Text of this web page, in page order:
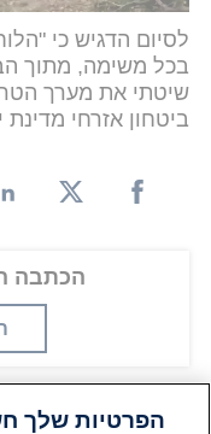
לסיום הדגיש כי
בכל משימה, מתוך
שיטתי את מערך
ביטחון אזרחי
הכתבה הזו
הפרטיות שלך